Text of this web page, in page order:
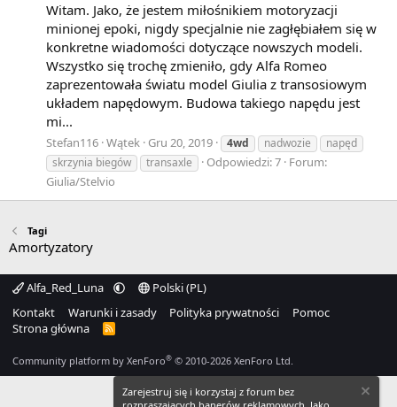
Witam. Jako, że jestem miłośnikiem motoryzacji
minionej epoki, nigdy specjalnie nie zagłębiałem się w
konkretne wiadomości dotyczące nowszych modeli.
Wszystko się trochę zmieniło, gdy Alfa Romeo
zaprezentowała światu model Giulia z transosiowym
układem napędowym. Budowa takiego napędu jest
mi...
Stefan116 Wątek Gru 20, 2019 4wd nadwozie
napęd
skrzynia biegów
transaxle Odpowiedzi: 7 Forum:
Giulia/Stelvio
Tagi
Amortyzatory
Alfa_Red_Luna
Polski (PL)
Kontakt
Warunki i zasady Polityka prywatności
Pomoc
Strona główna
R
Community platform by XenForo® © 2010-2026 XenForo Ltd.
Zarejestruj się i korzystaj z forum bez